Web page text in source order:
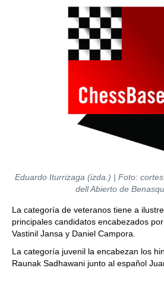
Eduardo Iturrizaga (izda.) | Foto:
dell Abierto de
La categoría de veteranos tiene a
principales candidatos encabezados
Vastinil Jansa y Daniel Campora.
La categoría juvenil la encabezan los
Raunak Sadhawani junto al español